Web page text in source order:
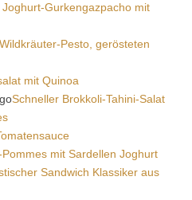
Gurkengazpacho mit
Pesto, gerösteten
mit Quinoa
Schneller Brokkoli-Tahini-Salat
mit Sardellen Joghurt
Sandwich Klassiker aus